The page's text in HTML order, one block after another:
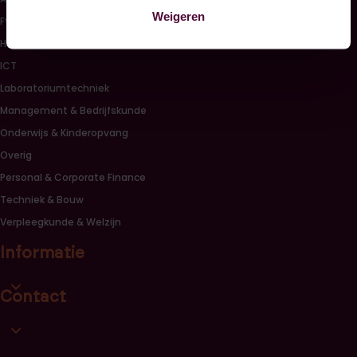
Weigeren
Fysiotherapie
HRM
ICT
Laboratoriumtechniek
Management & Bedrijfskunde
Onderwijs & Kinderopvang
Overig
Personal & Corporate Finance
Techniek & Bouw
Verpleegkunde & Welzijn
Informatie
Open informatie link lijst
Contact
Open contact link lijst